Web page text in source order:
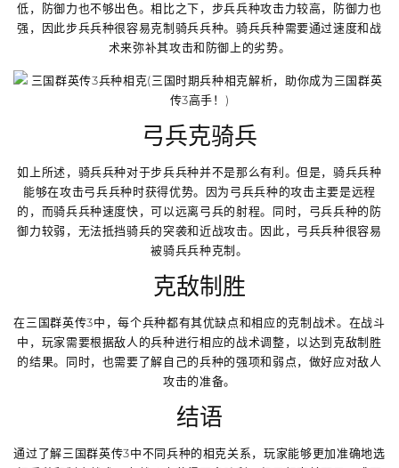
低，防御力也不够出色。相比之下，步兵兵种攻击力较高，防御力也
强，因此步兵兵种很容易克制骑兵兵种。骑兵兵种需要通过速度和战
术来弥补其攻击和防御上的劣势。
弓兵克骑兵
如上所述，骑兵兵种对于步兵兵种并不是那么有利。但是，骑兵兵种
能够在攻击弓兵兵种时获得优势。因为弓兵兵种的攻击主要是远程
的，而骑兵兵种速度快，可以远离弓兵的射程。同时，弓兵兵种的防
御力较弱，无法抵挡骑兵的突袭和近战攻击。因此，弓兵兵种很容易
被骑兵兵种克制。
克敌制胜
在三国群英传3中，每个兵种都有其优缺点和相应的克制战术。在战斗
中，玩家需要根据敌人的兵种进行相应的战术调整，以达到克敌制胜
的结果。同时，也需要了解自己的兵种的强项和弱点，做好应对敌人
攻击的准备。
结语
通过了解三国群英传3中不同兵种的相克关系，玩家能够更加准确地选